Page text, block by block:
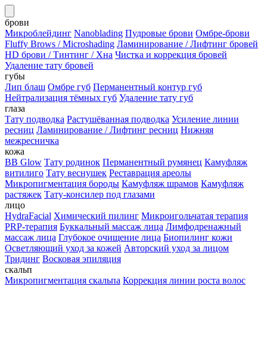
брови
Микроблейдинг Nanoblading Пудровые брови Омбре-брови
Fluffy Brows / Microshading Ламинирование / Лифтинг бровей
HD брови / Тинтинг / Хна Чистка и коррекция бровей
Удаление тату бровей
губы
Лип блаш Омбре губ Перманентный контур губ
Нейтрализация тёмных губ Удаление тату губ
глаза
Тату подводка Растушёванная подводка Усиление линии
ресниц Ламинирование / Лифтинг ресниц Нижняя
межресничка
кожа
BB Glow Тату родинок Перманентный румянец Камуфляж
витилиго Тату веснушек Реставрация ареолы
Микропигментация бороды Камуфляж шрамов Камуфляж
растяжек Тату-консилер под глазами
лицо
HydraFacial Химический пилинг Микроигольчатая терапия
PRP-терапия Буккальный массаж лица Лимфодренажный
массаж лица Глубокое очищение лица Биопилинг кожи
Осветляющий уход за кожей Авторский уход за лицом
Тридинг Восковая эпиляция
скальп
Микропигментация скальпа Коррекция линии роста волос